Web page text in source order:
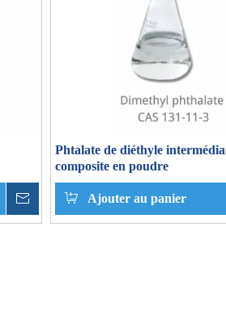
enquête
Phtalate de diéthyle
composite en poudre
Ajouter au panier